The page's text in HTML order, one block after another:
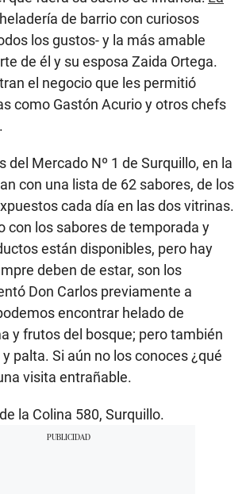
de barrio con curiosos
los gustos- y la más amable
de él y su esposa Zaida Ortega.
el negocio que les permitió
como Gastón Acurio y otros chefs
del Mercado Nº 1 de Surquillo, en la
con una lista de 62 sabores, de los
cada día en las dos vitrinas.
con los sabores de temporada y
están disponibles, pero hay
deben de estar, son los
Don Carlos previamente a
encontrar helado de
y frutos del bosque; pero también
palta. Si aún no los conoces ¿qué
visita entrañable.
la Colina 580, Surquillo.